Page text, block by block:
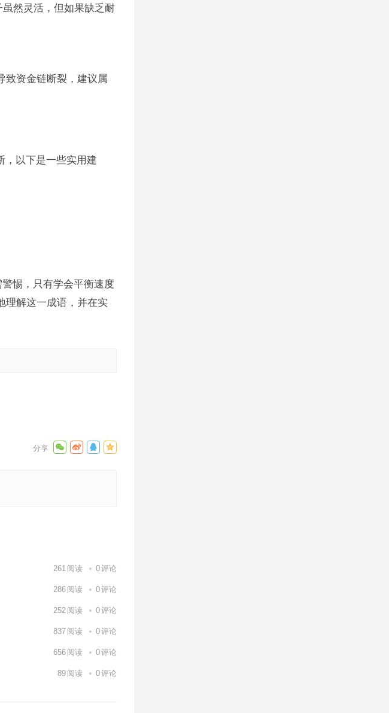
然灵活，但如果缺乏耐
致资金链断裂，建议属
，以下是一些实用建
惕，只有学会平衡速度
理解这一成语，并在实
261 阅读 0评论
286 阅读 0评论
252 阅读 0评论
837 阅读 0评论
656 阅读 0评论
89 阅读 0评论